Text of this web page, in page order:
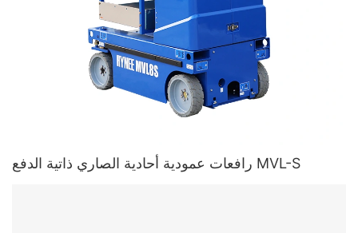
رافعات عمودية أحادية الصاري ذاتية الدفع MVL-S